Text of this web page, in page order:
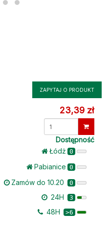
ZAPYTAJ O PRODUKT
23,39 zł
Dostępność
Łódż 0
Pabianice 0
Zamów do 10.20 0
24H 3
48H >6